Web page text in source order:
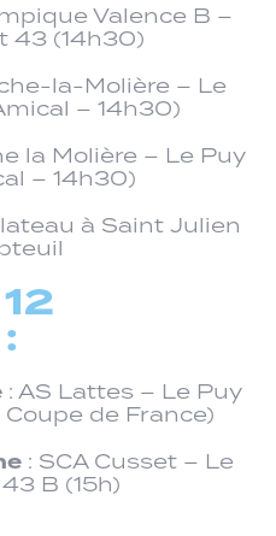
Valence B –
43 (14h30)
la-Molière – Le
– 14h30)
la Molière – Le Puy
– 14h30)
à Saint Julien
: AS Lattes – Le Puy
de France)
: SCA Cusset – Le
B (15h)